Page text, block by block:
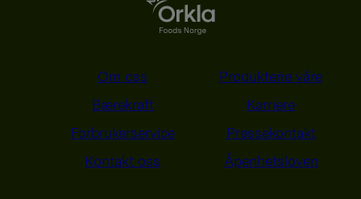
Om oss
Produktene våre
Bærekraft
Karriere
Forbrukerservice
Pressekontakt
Kontakt oss
Åpenhetsloven